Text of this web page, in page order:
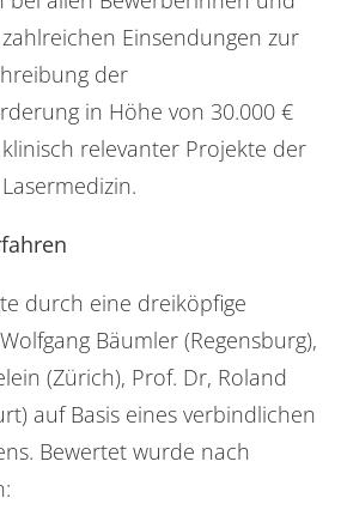
Einsendungen zur
der
in Höhe von 30.000 €
relevanter Projekte der
durch eine dreiköpfige
Bäumler (Regensburg),
(Zürich), Prof. Dr, Roland
auf Basis eines verbindlichen
Bewertet wurde nach